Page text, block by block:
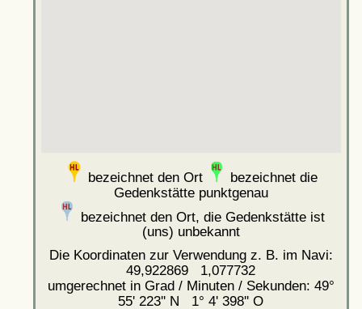
bezeichnet den Ort
bezeichnet die
Gedenkstätte punktgenau
bezeichnet den Ort, die Gedenkstätte ist
(uns) unbekannt
Die Koordinaten zur Verwendung z. B. im Navi:
49,922869 1,077732
umgerechnet in Grad / Minuten / Sekunden: 49°
55' 223'' N 1° 4' 398'' O